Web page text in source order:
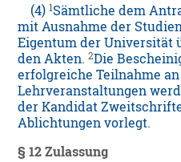
(4)1Sämtliche dem
mit Ausnahme der
Eigentum der Universität
den Akten.2Die
erfolgreiche Teilnahme
Lehrveranstaltungen
der Kandidat
Ablichtungen vorlegt.
§ 12 Zulassung